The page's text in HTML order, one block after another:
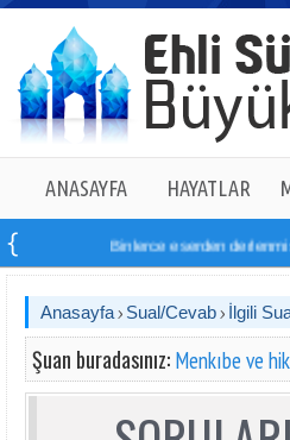
ANASAYFA HAYATLAR
Binlerce eserden derlenmiş
Anasayfa Sual/Cevab İlgili
Şuan buradasınız: Menkıbe ve